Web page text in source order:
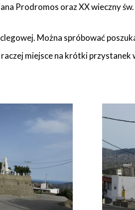
Prodromos oraz XX wieczny
Można spróbować
miejsce na krótki przystanek